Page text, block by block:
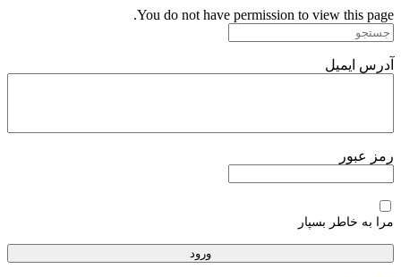
پرش
به
You do not have permission to view this page.
آدرس ایمیل
رمز عبور
مرا به خاطر بسپار